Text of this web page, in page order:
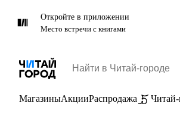
Откройте в приложении
Место встречи с книгами
МагазиныАкцииРаспродажа